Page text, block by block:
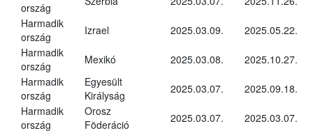
ország
Harmadik
ország
Izrael 2025.03.09.
2025.05.22.
Harmadik
ország
Mexikó 2025.03.08.
2025.10.27.
Harmadik
ország
Egyesült
Királyság
2025.03.07.
2025.09.18.
Harmadik
ország
Orosz
Föderáció
2025.03.07. 2025.03.07.